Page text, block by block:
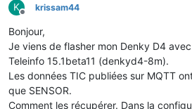
K
Offline
krissam44
Bonjour,
Je viens de flasher mon Denky D4
Teleinfo 15.1beta11 (denkyd4-8m).
Les données TIC publiées sur MQTT
que SENSOR.
Comment les récupérer. Dans la